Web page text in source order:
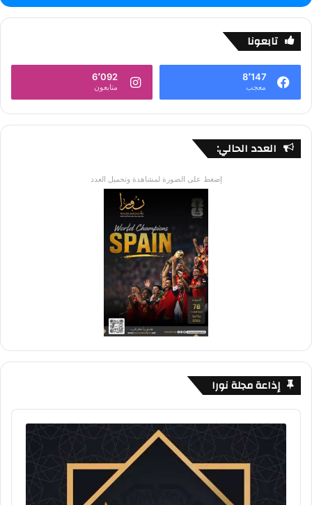
تابعونا
8٬147
معجب
6٬092
متابعون
العدد الحالي:
إضغط على الصورة لمشاهدة وتحميل العدد
إذاعة مجلة نورا
Audio
Player